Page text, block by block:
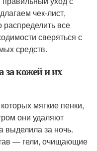
чек-лист,
распределить все
сверяться с
средств.
за кожей и их
мягкие пенки,
они удаляют
выделила за ночь.
— гели, очищающие